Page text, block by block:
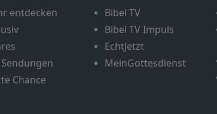
entdecken
Chance
Bibel TV
Bibel TV Impuls
EchtJetzt
MeinGottesdienst